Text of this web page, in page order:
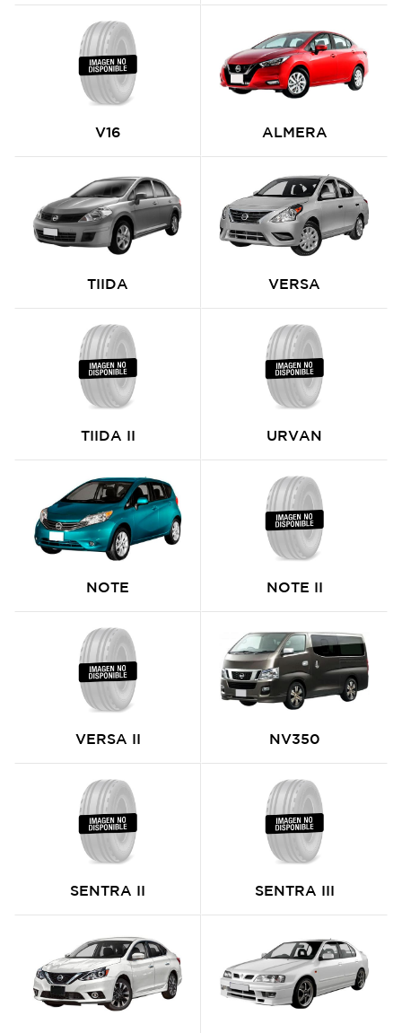
V16 ALMERA
TIIDA VERSA
TIIDA II URVAN
NOTE NOTE II
VERSA II NV350
SENTRA II SENTRA III